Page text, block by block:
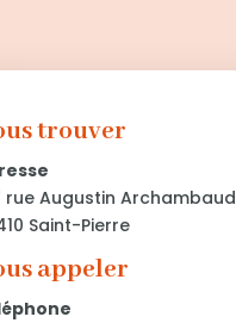
trouver
rue Augustin Archambaud
Saint-Pierre
appeler